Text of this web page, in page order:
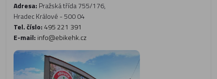
Adresa: Pražská třída 755/176,
Hradec Králové - 500 04
Tel. číslo:495 221 391
E-mail: info@ebikehk.cz